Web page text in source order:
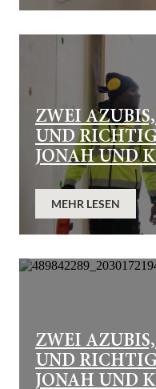
ZWEI
UND
JONAH UND
MEHR LESEN
ZWEI
UND
JONAH UND